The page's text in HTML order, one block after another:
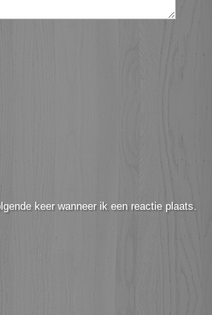
keer wanneer ik een reactie plaats.